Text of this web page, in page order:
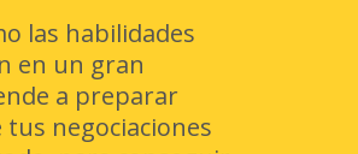
las habilidades
en un gran
a preparar
negociaciones